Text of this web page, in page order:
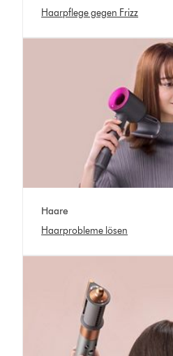
Haarpflege gegen Frizz
Haare
Haarprobleme lösen